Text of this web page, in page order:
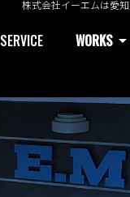
株式会社イーエムは愛
SERVICE WORKS arrow_drop_down
03
03
03